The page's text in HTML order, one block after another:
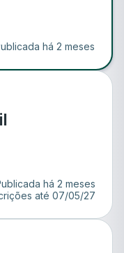
há 2 meses
há 2 meses
até 07/05/27